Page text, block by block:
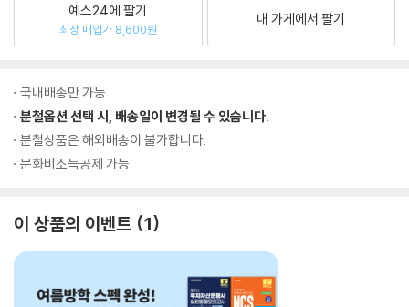
예스24에 팔기
최상 매입가 8,600원
내 가게에서 팔기
국내배송만 가능
분철옵션 선택 시, 배송일이 변경될 수 있습니다.
분철상품은 해외배송이 불가합니다.
문화비소득공제 가능
이 상품의 이벤트 1